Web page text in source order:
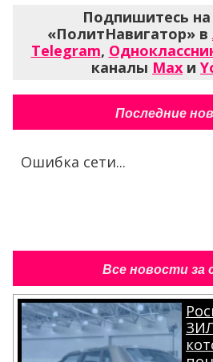
Подпишитесь на
«ПолитНавигатор» в
Telegram,
каналы Max и
Последние
Ошибка сети...
Все новости за